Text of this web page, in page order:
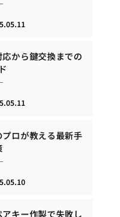
から鍵交換までの
ロが教える最新手
キー作製で失敗し